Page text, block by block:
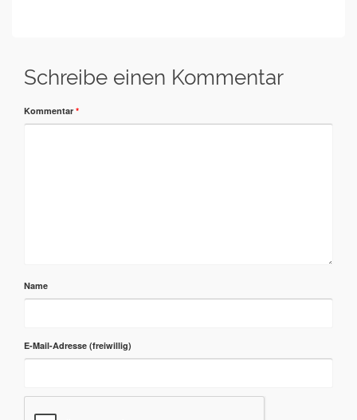
Schreibe einen Kommentar
Kommentar *
Name
E-Mail-Adresse